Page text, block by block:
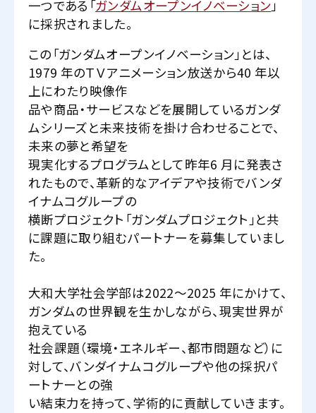
一つである「ガンダムオープンイノベーション 」
に採択されました。
この「ガンダムオープンイノベーション」とは、
1979 年のＴＶアニメーション放送から40 年以
上にわたり映像作
品や商品・サービスなどを展開しているガンダ
ムシリーズと未来技術を掛け合わせることで、
未来の夢と希望を
現実化するプログラムとして昨年6 月に発表さ
れたもので、革新的なアイデアや技術でバンダ
イナムコグループの
横断プロジェクト「ガンダムプロジェクト」と共
に課題に取り組むパートナーを募集していまし
た。
大和大学社会学部は2022～2025 年にかけて、
ガンダムの世界観を生かしながら、現実世界が
抱えている
社会課題（環境・エネルギー、都市問題など）に
対して、バンダイナムコグループや他の採択パ
ートナーとの強
い結束力を持って、学術的に貢献していきます。